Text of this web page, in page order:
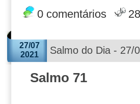
0 comentários
27/07
2021
Salmo do Dia - 27/
Salmo 71